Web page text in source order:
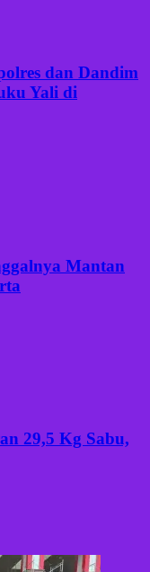
dan Dandim
Yali di
Mantan
29,5 Kg Sabu,